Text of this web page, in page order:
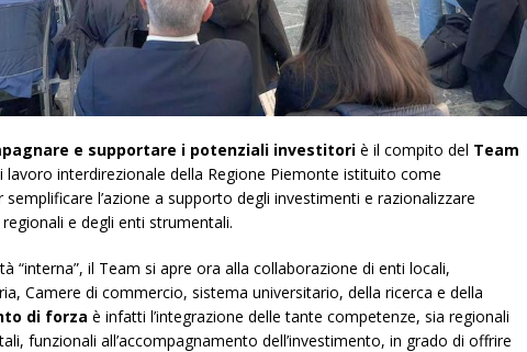
e supportare i potenziali investitori è il compito del Team
lavoro interdirezionale della Regione Piemonte istituito come
l’azione a supporto degli investimenti e razionalizzare
e degli enti strumentali.
“interna”, il Team si apre ora alla collaborazione di enti locali,
Camere di commercio, sistema universitario, della ricerca e della
di forza è infatti l’integrazione delle tante competenze, sia regionali
funzionali all’accompagnamento dell’investimento, in grado di offrire